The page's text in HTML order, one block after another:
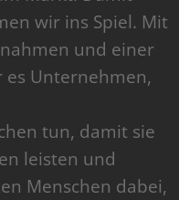
wir ins Spiel. Mit
und einer
Unternehmen,
tun, damit sie
leisten und
Menschen dabei,